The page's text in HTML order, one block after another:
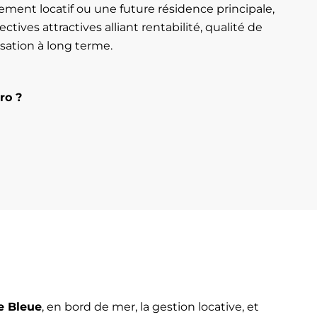
locatif ou une future résidence principale,
attractives alliant rentabilité, qualité de
à long terme.
?
Bleue, en bord de mer, la gestion locative, et